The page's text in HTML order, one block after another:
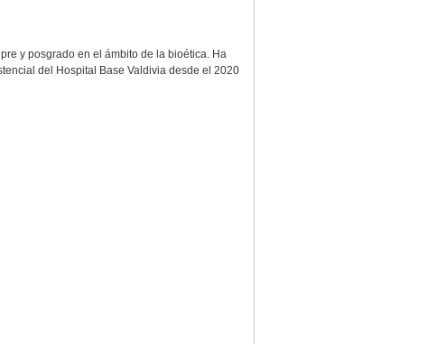
y posgrado en el ámbito de la bioética. Ha
del Hospital Base Valdivia desde el 2020